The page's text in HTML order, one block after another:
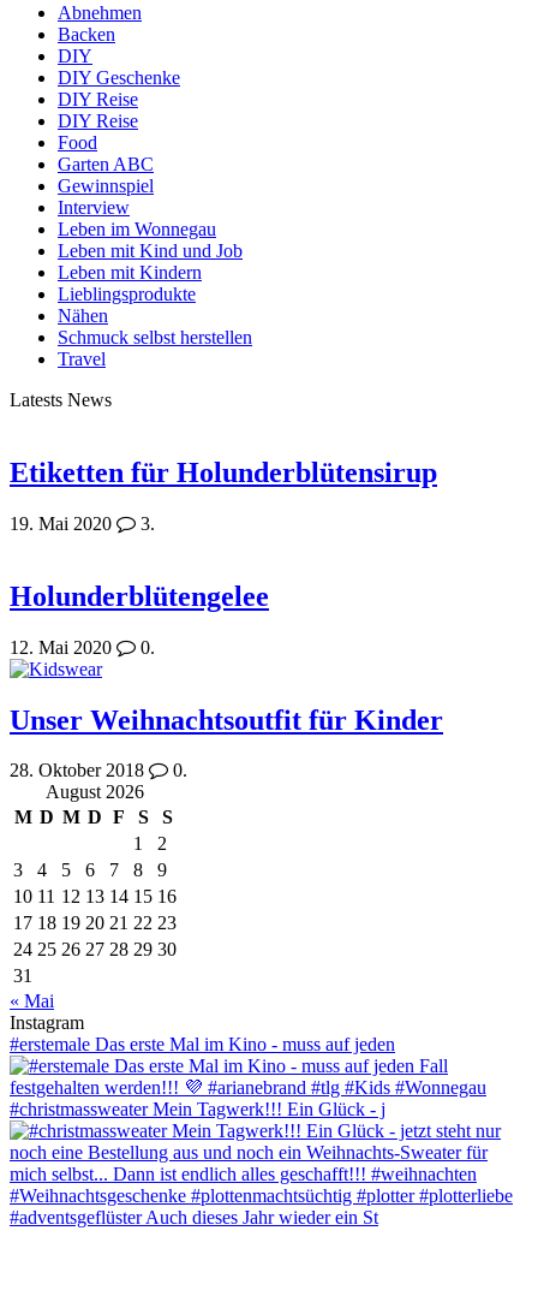
Abnehmen
Backen
DIY
DIY Geschenke
DIY Reise
DIY Reise
Food
Garten ABC
Gewinnspiel
Interview
Leben im Wonnegau
Leben mit Kind und Job
Leben mit Kindern
Lieblingsprodukte
Nähen
Schmuck selbst herstellen
Travel
Latests News
Etiketten für Holunderblütensirup
19. Mai 2020 3.
Holunderblütengelee
12. Mai 2020 0.
Unser Weihnachtsoutfit für Kinder
28. Oktober 2018
0.
August 2026
M D M D F S
S
1
2
3
4 5 6 7 8
9
10 11 12 13 14 15 16
17 18 19 20 21 22 23
24 25 26 27 28 29 30
31
« Mai
Instagram
#erstemale Das erste Mal im Kino - muss auf jeden
#christmassweater Mein Tagwerk!!! Ein Glück - j
#adventsgeflüster Auch dieses Jahr wieder ein St